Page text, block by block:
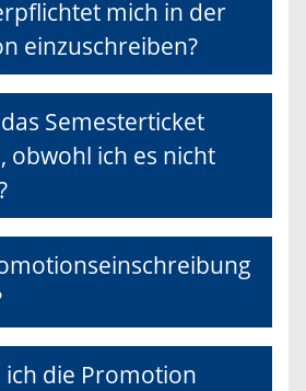
mich in der
einzuschreiben?
Semesterticket
obwohl ich es nicht
ich die Promotion